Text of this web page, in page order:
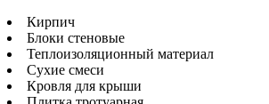
Кирпич
Блоки стеновые
Теплоизоляционный материал
Сухие смеси
Кровля для крыши